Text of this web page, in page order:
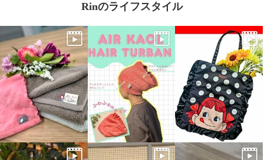
Rinのライフスタイル